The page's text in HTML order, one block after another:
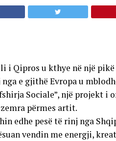
i Qipros u kthye në një
e gjithë Evropa u
Sociale”, një projekt i
përmes artit.
edhe pesë të rinj nga
vendin me energji,